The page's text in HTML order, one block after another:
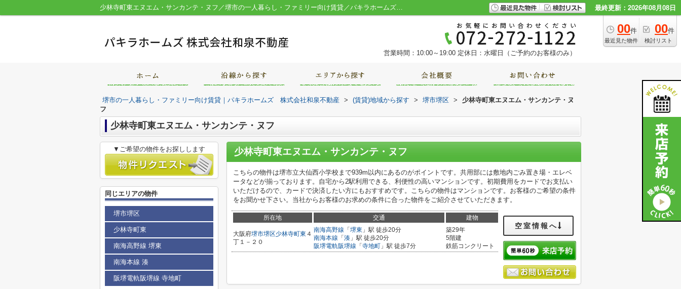
少林寺町東エヌエム・サンカンテ・ヌフ／堺市の一人暮らし・ファミリー向け賃貸／パキラホームズ 株式会社和泉不動産 最終更新：2026年08月08日
00件
最近見た物件
00件
検討リスト
営業時間：10:00～19:00 定休日：水曜日（ご予約のお客様のみ）
堺市の一人暮らし・ファミリー向け賃貸｜パキラホームズ 株式会社和泉不動産 > (賃貸)地域から探す > 堺市堺区 >
少林寺町東エヌエム・サンカンテ・ヌ
フ
少林寺町東エヌエム・サンカンテ・ヌフ
少林寺町東エヌエム・サンカンテ・ヌフ
こちらの物件は堺市立大仙西小学校まで939m以内にあるのがポイントです。共用部には敷地内ごみ置き場・エレベ
ータなどが揃っております。自宅から2駅利用できる、利便性の高いマンションです。初期費用をカードでお支払い
いただけるので、カードで決済したい方にもおすすめです。こちらの物件はマンションです。お客様のご希望の条件
をお聞かせ下さい。当社からお客様のお求めの条件に合った物件をご紹介させていただきます。
所在地 交通 建物
大阪府堺市堺区少林寺町東 ４
丁１－２０
南海高野線 「 堺東 」駅 徒歩20分
南海本線 「 湊 」駅 徒歩20分
阪堺電軌阪堺線 「 寺地町 」駅 徒歩7分
築29年
5階建
鉄筋コンクリート
空室情報へ
▼ご希望の物件をお探しします
同じエリアの物件
堺市堺区
少林寺町東
南海高野線 堺東
南海本線 湊
阪堺電軌阪堺線 寺地町